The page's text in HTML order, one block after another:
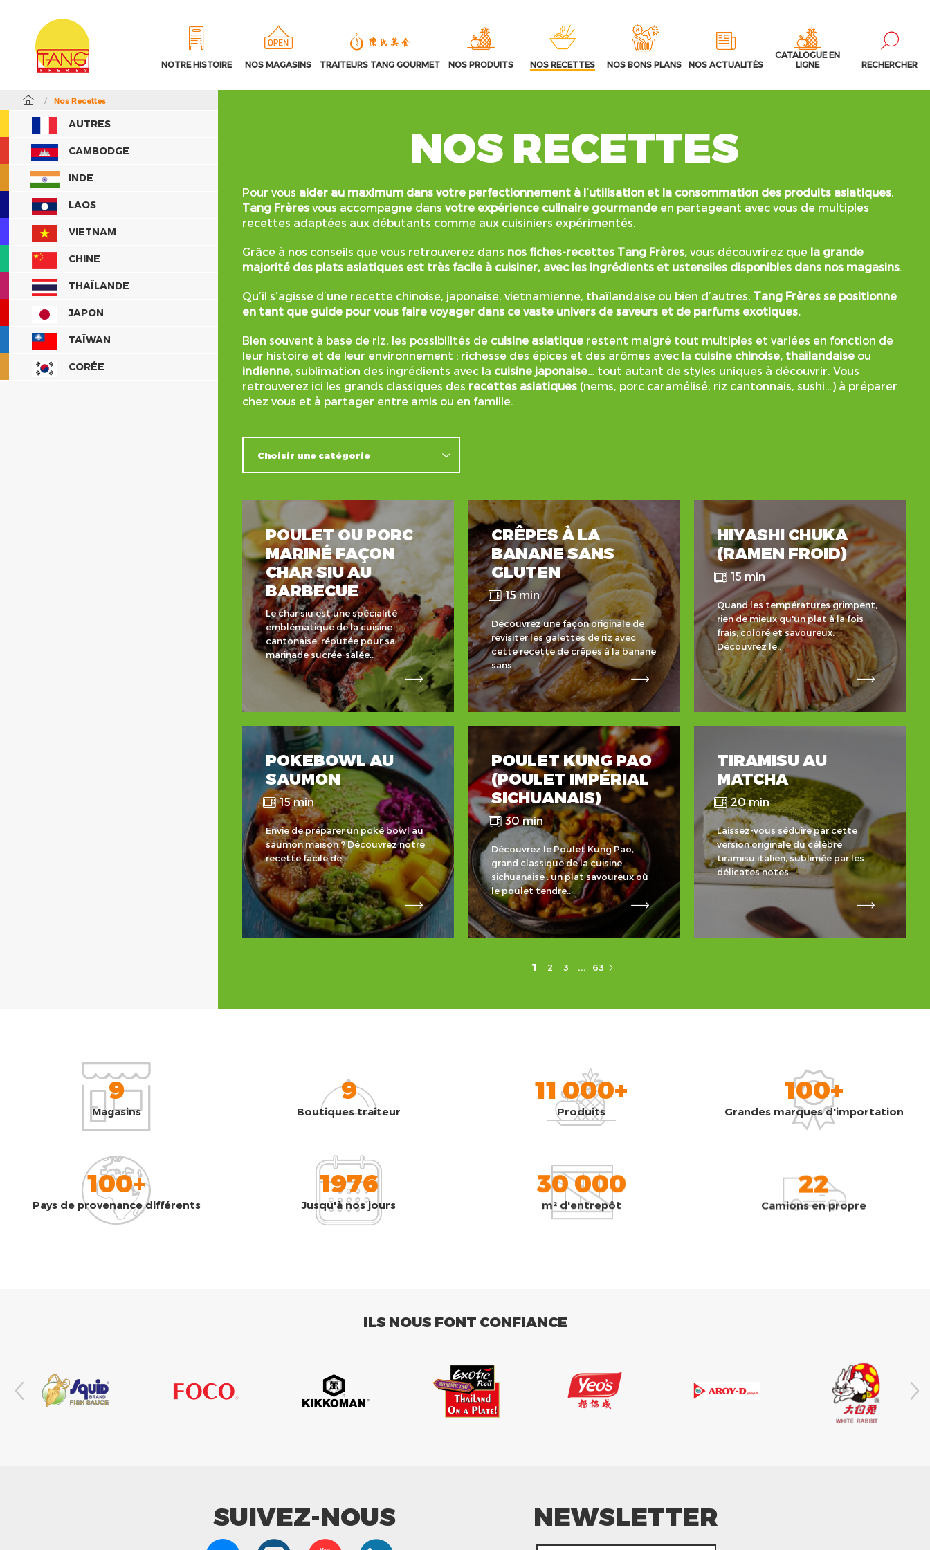
NOTRE HISTOIRE NOS MAGASINS TRAITEURS TANG GOURMET NOS PRODUITS NOS RECETTES NOS BONS PLANS NOS ACTUALITÉS
CATALOGUE EN
LIGNE
RECHERCHER
/ Nos Recettes
AUTRES
CAMBODGE
INDE
LAOS
VIETNAM
CHINE
THAÏLANDE
JAPON
TAÏWAN
CORÉE
NOS RECETTES
Pour vous aider au maximum dans votre perfectionnement à l’utilisation et la consommation des produits asiatiques,
Tang Frères vous accompagne dans votre expérience culinaire gourmande en partageant avec vous de multiples
recettes adaptées aux débutants comme aux cuisiniers expérimentés.
Grâce à nos conseils que vous retrouverez dans nos fiches-recettes Tang Frères, vous découvrirez que la grande
majorité des plats asiatiques est très facile à cuisiner, avec les ingrédients et ustensiles disponibles dans nos magasins.
Qu’il s’agisse d’une recette chinoise, japonaise, vietnamienne, thaïlandaise ou bien d’autres, Tang Frères se positionne
en tant que guide pour vous faire voyager dans ce vaste univers de saveurs et de parfums exotiques.
Bien souvent à base de riz, les possibilités de cuisine asiatique restent malgré tout multiples et variées en fonction de
leur histoire et de leur environnement : richesse des épices et des arômes avec la cuisine chinoise, thaïlandaise ou
indienne, sublimation des ingrédients avec la cuisine japonaise… tout autant de styles uniques à découvrir. Vous
retrouverez ici les grands classiques des recettes asiatiques (nems, porc caramélisé, riz cantonnais, sushi…) à préparer
chez vous et à partager entre amis ou en famille.
POULET OU PORC
MARINÉ FAÇON
CHAR SIU AU
BARBECUE
Le char siu est une spécialité
emblématique de la cuisine
cantonaise, réputée pour sa
marinade sucrée-salée..
CRÊPES À LA
BANANE SANS
GLUTEN
15 min
Découvrez une façon originale de
revisiter les galettes de riz avec
cette recette de crêpes à la banane
sans..
HIYASHI CHUKA
(RAMEN FROID)
15 min
Quand les températures grimpent,
rien de mieux qu'un plat à la fois
frais, coloré et savoureux.
Découvrez le..
POKEBOWL AU
SAUMON
15 min
Envie de préparer un poké bowl au
saumon maison ? Découvrez notre
recette facile de..
POULET KUNG PAO
(POULET IMPÉRIAL
SICHUANAIS)
30 min
Découvrez le Poulet Kung Pao,
grand classique de la cuisine
sichuanaise : un plat savoureux où
le poulet tendre..
TIRAMISU AU
MATCHA
20 min
Laissez-vous séduire par cette
version originale du célèbre
tiramisu italien, sublimée par les
délicates notes..
1 2 3 63
9
Magasins
9
Boutiques traiteur
11 000+
Produits
100+
Grandes marques d'importation
100+
Pays de provenance différents
1976
Jusqu'à nos jours
30 000
m² d'entrepôt
22
Camions en propre
ILS NOUS FONT CONFIANCE
SUIVEZ-NOUS NEWSLETTER